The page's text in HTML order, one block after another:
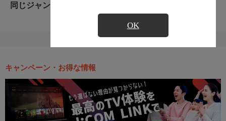
OK
同じジャンルのおすすめ番組
キャンペーン・お得な情報